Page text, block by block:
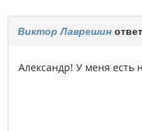
Виктор Лаврешин
Александр! У меня есть